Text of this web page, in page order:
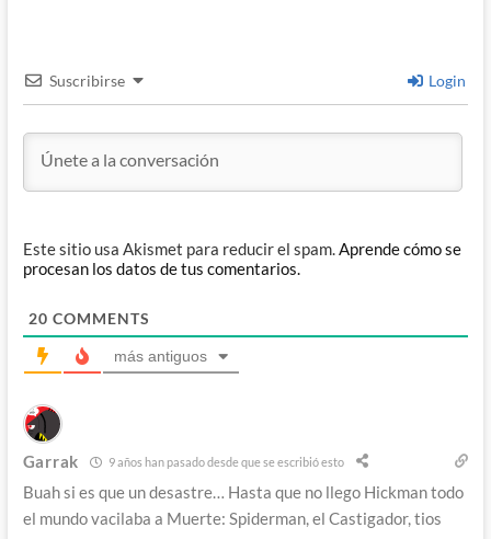
Suscribirse Login
Este sitio usa Akismet para reducir el spam.Aprende cómo se
procesan los datos de tus comentarios.
20 COMMENTS
más antiguos
Garrak 9 años han pasado desde que se escribió esto
Buah si es que un desastre… Hasta que no llego Hickman todo
el mundo vacilaba a Muerte: Spiderman, el Castigador, tios